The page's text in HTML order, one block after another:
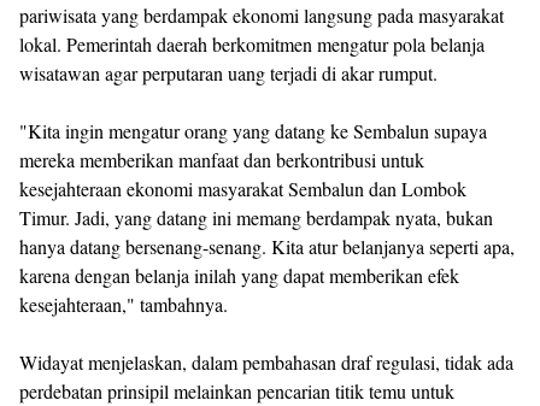
pariwisata yang berdampak ekonomi langsung pada masyarakat
lokal. Pemerintah daerah berkomitmen mengatur pola belanja
wisatawan agar perputaran uang terjadi di akar rumput.
"Kita ingin mengatur orang yang datang ke Sembalun supaya
mereka memberikan manfaat dan berkontribusi untuk
kesejahteraan ekonomi masyarakat Sembalun dan Lombok
Timur. Jadi, yang datang ini memang berdampak nyata, bukan
hanya datang bersenang-senang. Kita atur belanjanya seperti apa,
karena dengan belanja inilah yang dapat memberikan efek
kesejahteraan," tambahnya.
Widayat menjelaskan, dalam pembahasan draf regulasi, tidak ada
perdebatan prinsipil melainkan pencarian titik temu untuk